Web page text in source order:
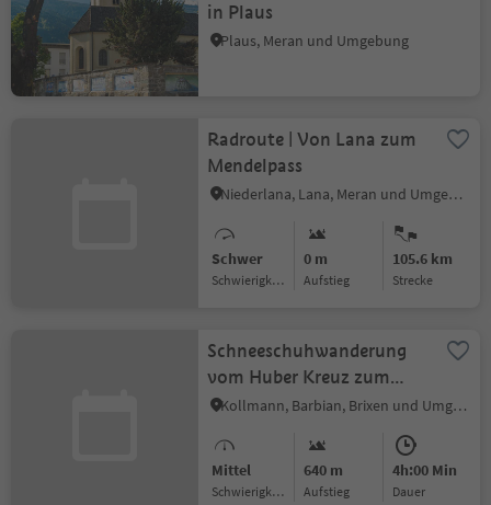
in Plaus
Plaus, Meran und Umgebung
Radroute | Von Lana zum
Mendelpass
Niederlana, Lana, Meran und Umgebung
Schwer
Schwierigkeitsgrad
0 m
Aufstieg
105.6 km
Strecke
Schneeschuhwanderung
vom Huber Kreuz zum
Unterhorn
Kollmann, Barbian, Brixen und Umgebung
Mittel
Schwierigkeitsgrad
640 m
Aufstieg
4h:00 Min
Dauer